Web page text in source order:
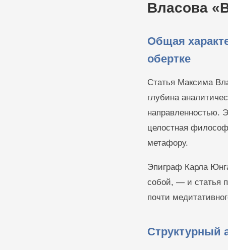
Власова
Общая
обертке
Статья Максима
глубина
направленностью.
целостная
метафору.
Эпиграф Карла
собой, — и статья
почти
Структурный